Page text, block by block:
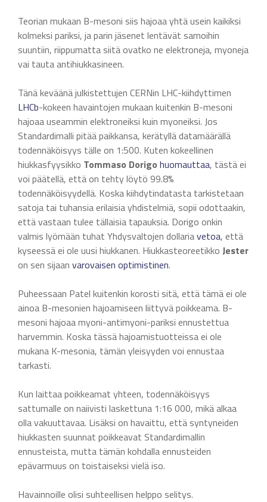
Teorian mukaan B-mesoni siis hajoaa yhtä usein kaikiksi
kolmeksi pariksi, ja parin jäsenet lentävät samoihin
suuntiin, riippumatta siitä ovatko ne elektroneja, myoneja
vai tauta antihiukkasineen.
Tänä keväänä julkistettujen CERNin LHC-kiihdyttimen
LHCb-kokeen havaintojen mukaan kuitenkin B-mesoni
hajoaa useammin elektroneiksi kuin myoneiksi. Jos
Standardimalli pitää paikkansa, kerätyllä datamäärällä
todennäköisyys tälle on 1:500. Kuten kokeellinen
hiukkasfyysikko Tommaso Dorigo huomauttaa, tästä ei
voi päätellä, että on tehty löytö 99.8%
todennäköisyydellä. Koska kiihdytindatasta tarkistetaan
satoja tai tuhansia erilaisia yhdistelmiä, sopii odottaakin,
että vastaan tulee tällaisia tapauksia. Dorigo onkin
valmis lyömään tuhat Yhdysvaltojen dollariavetoa, että
kyseessä ei ole uusi hiukkanen. Hiukkasteoreetikko Jester
on sen sijaan varovaisen optimistinen.
Puheessaan Patel kuitenkin korosti sitä, että tämä ei ole
ainoa B-mesonien hajoamiseen liittyvä poikkeama. B-
mesoni hajoaa myoni-antimyoni-pariksi ennustettua
harvemmin. Koska tässä hajoamistuotteissa ei ole
mukana K-mesonia, tämän yleisyyden voi ennustaa
tarkasti.
Kun laittaa poikkeamat yhteen, todennäköisyys
sattumalle on naiivisti laskettuna 1:16 000, mikä alkaa
olla vakuuttavaa. Lisäksi on havaittu, että syntyneiden
hiukkasten suunnat poikkeavat Standardimallin
ennusteista, mutta tämän kohdalla ennusteiden
epävarmuus on toistaiseksi vielä iso.
Havainnoille olisi suhteellisen helppo selitys.